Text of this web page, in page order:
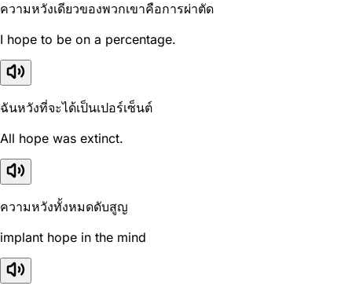
ความหวังเดียวของพวกเขาคือการผ่าตัด
I hope to be on a percentage.
ฉันหวังที่จะได้เป็นเปอร์เซ็นต์
All hope was extinct.
ความหวังทั้งหมดดับสูญ
implant hope in the mind